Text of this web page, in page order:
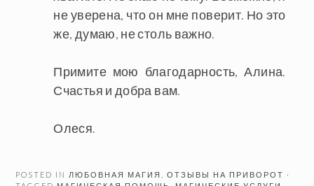
не уверена, что он мне поверит. Но это
же, думаю, не столь важно.
Примите мою благодарность, Алина.
Счастья и добра вам.
Олеся.
POSTED IN ЛЮБОВНАЯ МАГИЯ ,ОТЗЫВЫ НА ПРИВОРОТ ·